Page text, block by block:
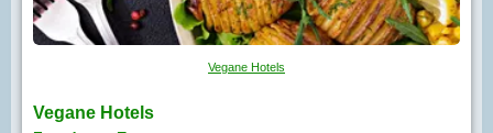
Vegane Hotels
Vegane Hotels